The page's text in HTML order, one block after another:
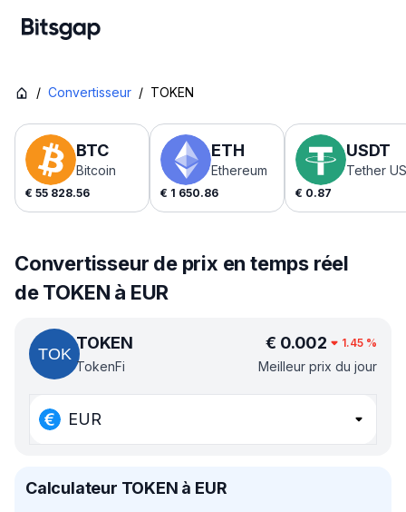
/ Convertisseur / TOKEN
BTC
Bitcoin
€ 55 828.56
ETH
Ethereum
€ 1 650.86
USDT
Tether
€ 0.87
Convertisseur de prix en temps réel
de TOKEN à EUR
TOKEN
TokenFi
€ 0.002 1.45 %
Meilleur prix du jour
EUR
Calculateur TOKEN à EUR